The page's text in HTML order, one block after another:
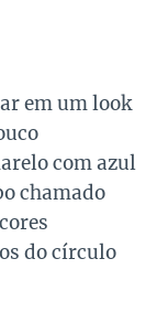
em um look
com azul
chamado
do círculo